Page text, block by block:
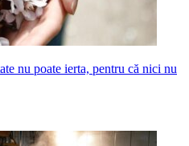
nu poate ierta, pentru că nici nu